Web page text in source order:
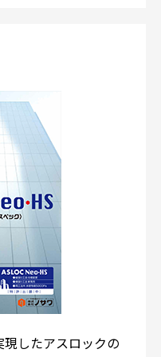
したアスロックの